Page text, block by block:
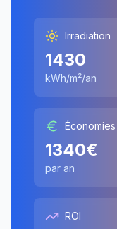
Irradiation
1430
kWh/m²/an
Économies
1340€
par an
ROI